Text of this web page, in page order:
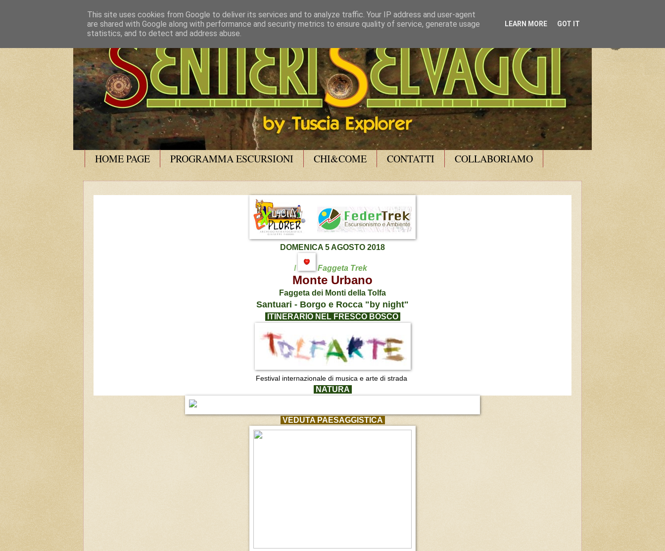
HOME PAGE PROGRAMMA ESCURSIONI CHI&COME CONTATTI COLLABORIAMO
DOMENICA 5 AGOSTO 2018
I Faggeta Trek
Monte Urbano
Faggeta dei Monti della Tolfa
Santuari - Borgo e Rocca "by night"
ITINERARIO NEL FRESCO BOSCO
Festival internazionale di musica e arte di strada
NATURA
VEDUTA PAESAGGISTICA
This site uses cookies from Google to deliver its services and to analyze traffic. Your IP address and user-agent
are shared with Google along with performance and security metrics to ensure quality of service, generate usage
statistics, and to detect and address abuse.
LEARN MORE GOT IT